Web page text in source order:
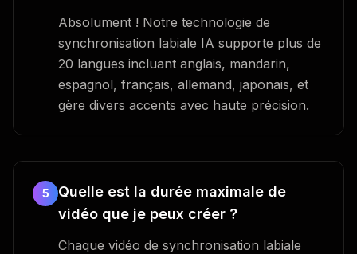
Absolument ! Notre technologie de
synchronisation labiale IA supporte plus de
20 langues incluant anglais, mandarin,
espagnol, français, allemand, japonais, et
gère divers accents avec haute précision.
5
Quelle est la durée maximale de
vidéo que je peux créer ?
Chaque vidéo de synchronisation labiale